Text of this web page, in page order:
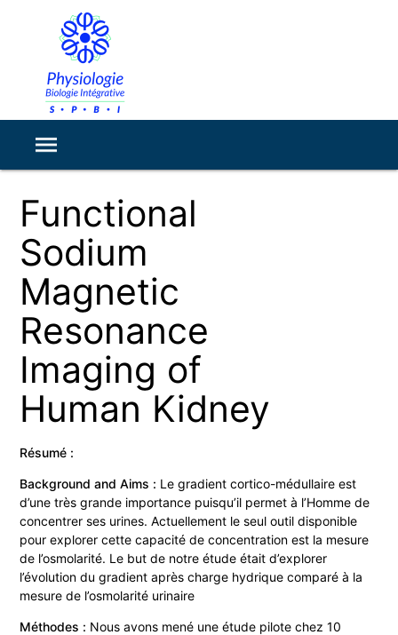
Functional
Sodium
Magnetic
Resonance
Imaging of
Human Kidney
Résumé :
Background and Aims : Le gradient cortico-médullaire est
d’une très grande importance puisqu’il permet à l’Homme de
concentrer ses urines. Actuellement le seul outil disponible
pour explorer cette capacité de concentration est la mesure
de l’osmolarité. Le but de notre étude était d’explorer
l’évolution du gradient après charge hydrique comparé à la
mesure de l’osmolarité urinaire
Méthodes : Nous avons mené une étude pilote chez 10